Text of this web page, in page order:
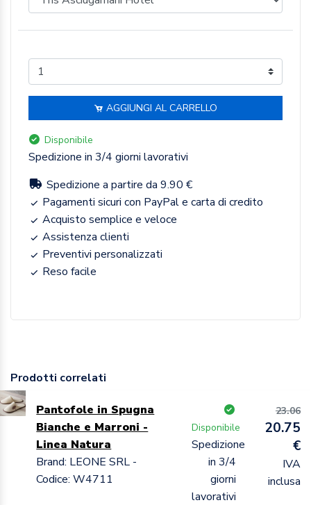
AGGIUNGI AL CARRELLO
Disponibile
Spedizione in 3/4 giorni lavorativi
Spedizione a partire da 9.90 €
Pagamenti sicuri con PayPal e carta di credito
Acquisto semplice e veloce
Assistenza clienti
Preventivi personalizzati
Reso facile
Prodotti correlati
Pantofole in Spugna
Bianche e Marroni -
Linea Natura
Brand: LEONE SRL -
Codice: W4711
Disponibile
Spedizione
in 3/4
giorni
lavorativi
23.06
20.75
€
IVA
inclusa